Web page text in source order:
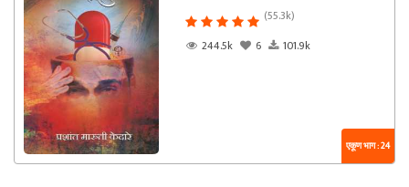
(55.3k)
244.5k
6 101.9k
एकूण भाग : 24